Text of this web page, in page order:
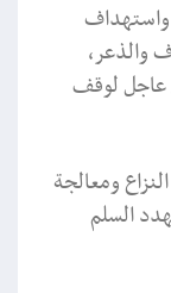
واستهداف
والذعر،
عاجل لوقف
ومعالجة
السلم